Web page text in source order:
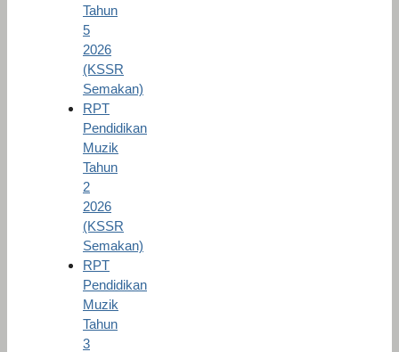
Tahun
5
2026
(KSSR
Semakan)
RPT
Pendidikan
Muzik
Tahun
2
2026
(KSSR
Semakan)
RPT
Pendidikan
Muzik
Tahun
3